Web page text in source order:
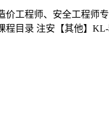
价工程师、安全工程师
程目录 注安【其他】